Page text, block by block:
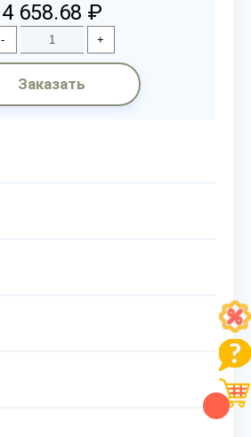
4 658.68 ₽
- +
Заказать